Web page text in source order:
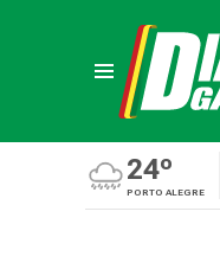
24º
PORTO ALEGRE